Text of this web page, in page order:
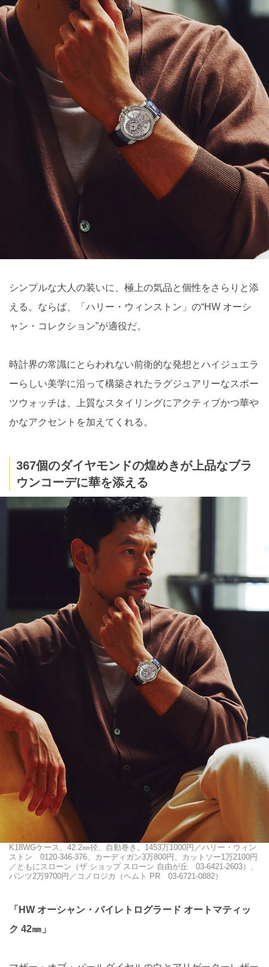
シンプルな大人の装いに、極上の気品と個性をさらりと添
える。ならば、「ハリー・ウィンストン」の“HW オーシ
ャン・コレクション”が適役だ。
時計界の常識にとらわれない前衛的な発想とハイジュエラ
ーらしい美学に沿って構築されたラグジュアリーなスポー
ツウォッチは、上質なスタイリングにアクティブかつ華や
かなアクセントを加えてくれる。
367個のダイヤモンドの煌めきが上品なブラ
ウンコーデに華を添える
K18WGケース、42.2㎜径、自動巻き。1453万1000円／ハリー・ウィン
ストン 0120-346-376、カーディガン3万800円、カットソー1万2100円
／ともにスローン（ザ ショップ スローン 自由が丘 03-6421-2603）、
パンツ2万9700円／コノロジカ（ヘムト PR 03-6721-0882）
「HW オーシャン・バイレトログラード オートマティッ
ク 42㎜」